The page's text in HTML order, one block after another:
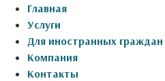
Главная
Услуги
Для иностранных граждан
Компания
Контакты